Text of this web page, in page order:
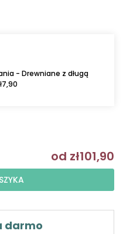
- Drewniane z długą
od zł101,90
darmo